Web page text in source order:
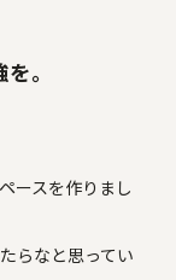
。
ースを作りまし
らなと思ってい